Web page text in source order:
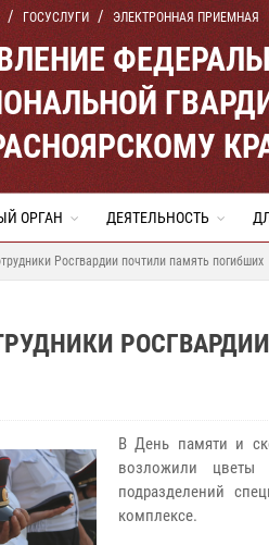
ГОСУСЛУГИ ЭЛЕКТРОННАЯ ПРИЕМНАЯ
ОРГАН ДЕЯТЕЛЬНОСТЬ
Росгвардии почтили память погибших
В День памяти и
возложили
подразделений
комплексе.